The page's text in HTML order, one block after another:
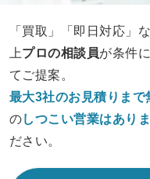
「買取」「即日対応」
上プロの相談員が条件
てご提案。
最大3社のお見積りまで
のしつこい営業はあり
ださい。